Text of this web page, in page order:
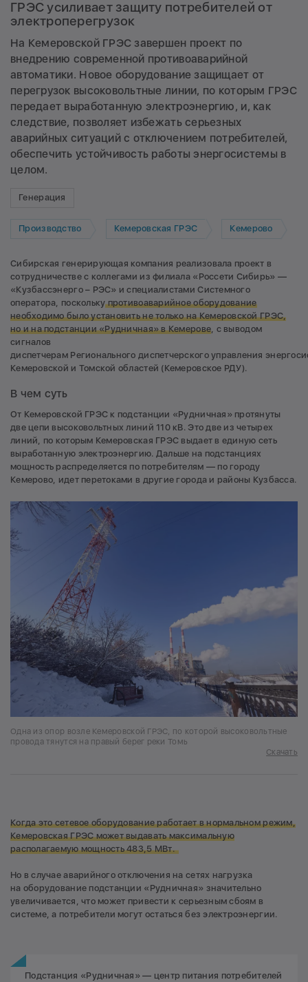
ГРЭС усиливает защиту потребителей от
электроперегрузок
На Кемеровской ГРЭС завершен проект по
внедрению современной противоаварийной
автоматики. Новое оборудование защищает от
перегрузок высоковольтные линии, по которым ГРЭС
передает выработанную электроэнергию, и, как
следствие, позволяет избежать серьезных
аварийных ситуаций с отключением потребителей,
обеспечить устойчивость работы энергосистемы в
целом.
Генерация
Производство Кемеровская ГРЭС Кемерово
Сибирская генерирующая компания реализовала проект в
сотрудничестве с коллегами из филиала «Россети Сибирь» —
«Кузбассэнерго – РЭС» и специалистами Системного
оператора, посколькупротивоаварийное оборудование
необходимо было установить не только на Кемеровской ГРЭС,
но и на подстанции «Рудничная» в Кемерове , с выводом
сигналов
диспетчерам Регионального диспетчерского управления
Кемеровской и Томской областей (Кемеровское РДУ).
В чем суть
От Кемеровской ГРЭС к подстанции «Рудничная» протянуты
две цепи высоковольтных линий 110 кВ. Это две из четырех
линий, по которым Кемеровская ГРЭС выдает в единую сеть
выработанную электроэнергию. Дальше на подстанциях
мощность распределяется по потребителям — по городу
Кемерово, идет перетоками в другие города и районы Кузбасса.
Одна из опор возле Кемеровской ГРЭС, по которой высоковольтные
провода тянутся на правый берег реки Томь
Скачать
Когда это сетевое оборудование работает в нормальном режим,
Кемеровская ГРЭС может выдавать максимальную
располагаемую мощность 483,5 МВт.
Но в случае аварийного отключения на сетях нагрузка
на оборудование подстанции «Рудничная» значительно
увеличивается, что может привести к серьезным сбоям в
системе, а потребители могут остаться без электроэнергии.
Подстанция «Рудничная» — центр питания потребителей